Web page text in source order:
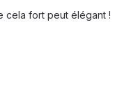
cela fort peut élégant !